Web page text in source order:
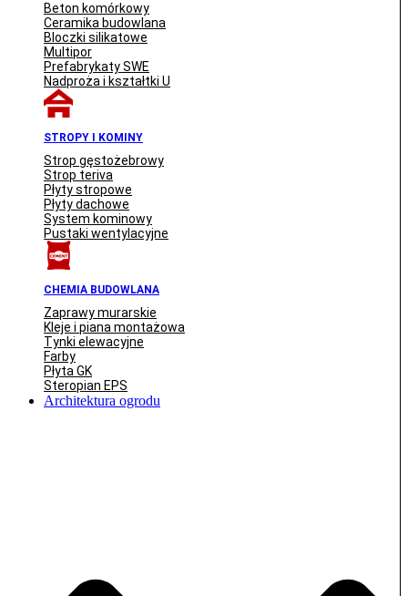
Beton komórkowy
Ceramika budowlana
Bloczki silikatowe
Multipor
Prefabrykaty SWE
Nadproża i kształtki U
STROPY I KOMINY
Strop gęstożebrowy
Strop teriva
Płyty stropowe
Płyty dachowe
System kominowy
Pustaki wentylacyjne
CHEMIA BUDOWLANA
Zaprawy murarskie
Kleje i piana montażowa
Tynki elewacyjne
Farby
Płyta GK
Steropian EPS
Architektura ogrodu